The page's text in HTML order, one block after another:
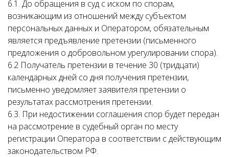
6.1. До обращения в суд с иском по спорам,
возникающим из отношений между субъектом
персональных данных и Оператором, обязательным
является предъявление претензии (письменного
предложения о добровольном урегулировании спора).
6.2 Получатель претензии в течение 30 (тридцати)
календарных дней со дня получения претензии,
письменно уведомляет заявителя претензии о
результатах рассмотрения претензии.
6.3. При недостижении соглашения спор будет передан
на рассмотрение в судебный орган по месту
регистрации Оператора в соответствии с действующим
законодательством РФ.